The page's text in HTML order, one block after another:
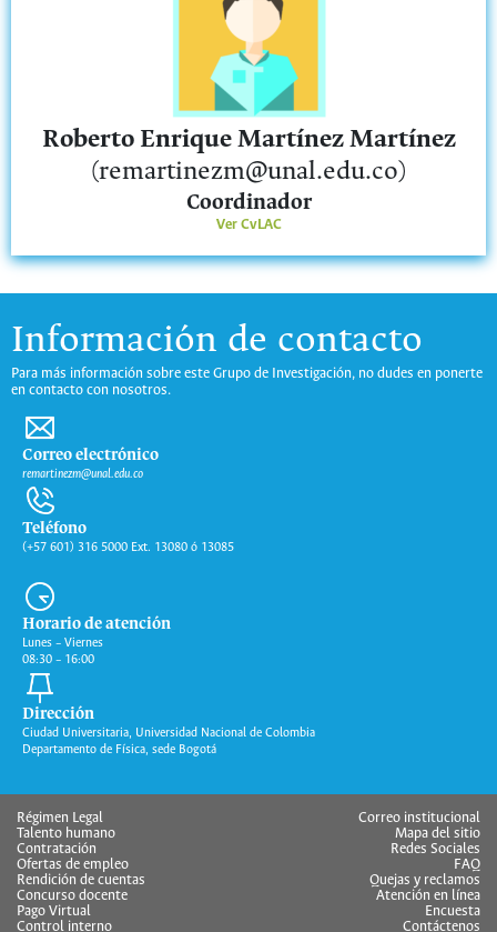
Roberto Enrique Martínez Martínez
(remartinezm@unal.edu.co)
Coordinador
Ver CvLAC
Información de contacto
Para más información sobre este Grupo de Investigación, no dudes en ponerte
en contacto con nosotros.
Correo electrónico
remartinezm@unal.edu.co
Teléfono
(+57 601) 316 5000 Ext. 13080 ó 13085
Horario de atención
Lunes – Viernes
08:30 – 16:00
Dirección
Ciudad Universitaria, Universidad Nacional de Colombia
Departamento de Física, sede Bogotá
Régimen Legal
Talento humano
Contratación
Ofertas de empleo
Rendición de cuentas
Concurso docente
Pago Virtual
Control interno
Correo institucional
Mapa del sitio
Redes Sociales
FAQ
Quejas y reclamos
Atención en línea
Encuesta
Contáctenos